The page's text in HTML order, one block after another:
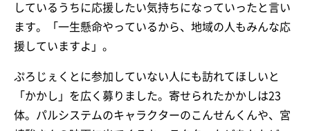
しているうちに応援したい気持ちになっていったと言い
ます。「一生懸命やっているから、地域の人もみんな応
援していますよ」。
ぷろじぇくとに参加していない人にも訪れてほしいと
「かかし」を広く募りました。寄せられたかかしは23
体。パルシステムのキャラクターのこんせんくんや、宮